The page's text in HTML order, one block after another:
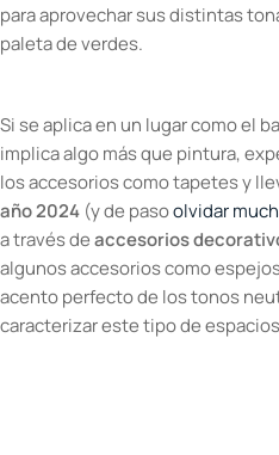
para aprovechar sus distintas
paleta de verdes.
Si se aplica en un lugar como el
implica algo más que pintura,
los accesorios como tapetes y
año 2024 (y de pasoolvidar
a través deaccesorios
algunos accesorios como
acento perfecto de los tonos
caracterizar este tipo de